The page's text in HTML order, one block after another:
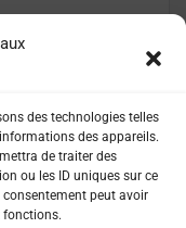
des technologies telles
des appareils.
de traiter des
ou les ID uniques sur ce
consentement peut avoir
fonctions.